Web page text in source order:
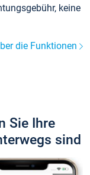
keine
die Funktionen
Sie Ihre
sind